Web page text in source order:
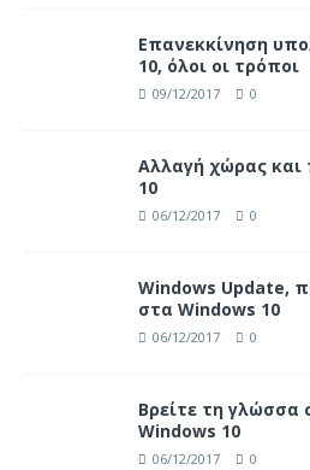
Επανεκκίνηση
10, όλοι οι τρόποι
09/12/2017 0
Αλλαγή χώρας και
10
06/12/2017 0
Windows Update,
στα Windows 10
06/12/2017 0
Βρείτε τη γλώσσα
Windows 10
06/12/2017 0